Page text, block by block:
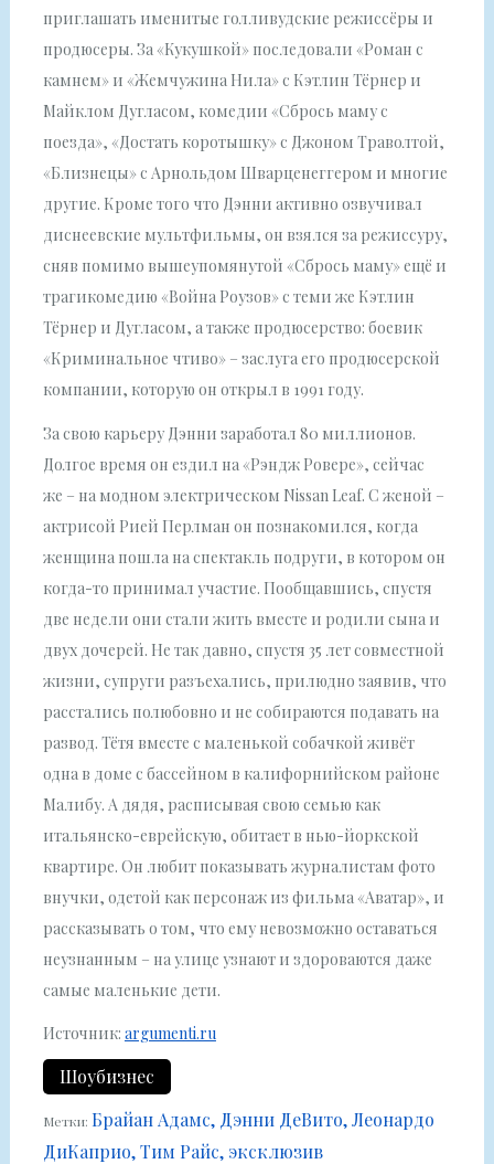
приглашать именитые голливудские режиссёры и
продюсеры. За «Кукушкой» последовали «Роман с
камнем» и «Жемчужина Нила» с Кэтлин Тёрнер и
Майклом Дугласом, комедии «Сбрось маму с
поезда», «Достать коротышку» с Джоном Траволтой,
«Близнецы» с Арнольдом Шварценеггером и многие
другие. Кроме того что Дэнни активно озвучивал
диснеевские мультфильмы, он взялся за режиссуру,
сняв помимо вышеупомянутой «Сбрось маму» ещё и
трагикомедию «Война Роузов» с теми же Кэтлин
Тёрнер и Дугласом, а также продюсерство: боевик
«Криминальное чтиво» – заслуга его продюсерской
компании, которую он открыл в 1991 году.
За свою карьеру Дэнни заработал 80 миллионов.
Долгое время он ездил на «Рэндж Ровере», сейчас
же – на модном электрическом Nissan Leaf. С женой –
актрисой Рией Перлман он познакомился, когда
женщина пошла на спектакль подруги, в котором он
когда-то принимал участие. Пообщавшись, спустя
две недели они стали жить вместе и родили сына и
двух дочерей. Не так давно, спустя 35 лет совместной
жизни, супруги разъехались, прилюдно заявив, что
расстались полюбовно и не собираются подавать на
развод. Тётя вместе с маленькой собачкой живёт
одна в доме с бассейном в калифорнийском районе
Малибу. А дядя, расписывая свою семью как
итальянско-еврейскую, обитает в нью-йоркской
квартире. Он любит показывать журналистам фото
внучки, одетой как персонаж из фильма «Аватар», и
рассказывать о том, что ему невозможно оставаться
неузнанным – на улице узнают и здороваются даже
самые маленькие дети.
Источник: argumenti.ru
Шоубизнес
Метки: Брайан Адамс Дэнни ДеВито Леонардо
ДиКаприо Тим Райс эксклюзив